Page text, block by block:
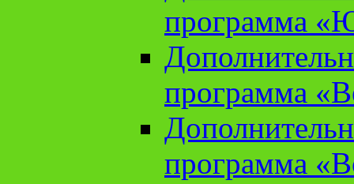
программа
программа
программа